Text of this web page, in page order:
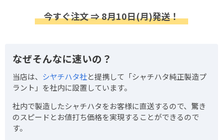
今すぐ注文 ⇒ 8月10日(月)発送！
なぜそんなに速いの？
当店は、 シヤチハタ社と提携して「シャチハタ純正製造プ
ラント」を社内に設置しています。
社内で製造したシャチハタをお客様に直送するので、驚き
のスピードとお値打ち価格を実現することができるので
す。